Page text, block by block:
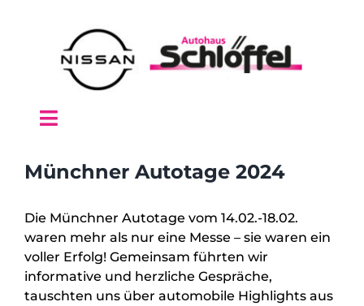
Toggle
Auto kaufen
Service
Münchner Autotage 2024
Die Münchner Autotage vom 14.02.-18.02.
waren mehr als nur eine Messe – sie waren ein
voller Erfolg! Gemeinsam führten wir
informative und herzliche Gespräche,
tauschten uns über automobile Highlights aus